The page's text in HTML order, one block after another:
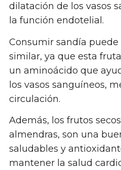
dilatación de los vasos
la función endotelial.
Consumir sandía
similar, ya que esta
un aminoácido que
los vasos sanguíneos,
circulación.
Además, los frutos
almendras, son una
saludables y
mantener la salud